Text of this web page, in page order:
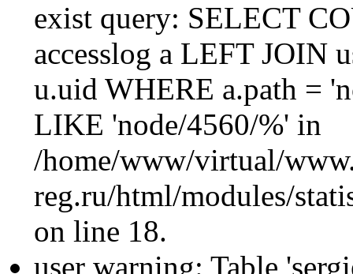
exist query: SELECT
accesslog a LEFT JOIN
u.uid WHERE a.path =
LIKE 'node/4560/%' in
/home/www/virtual/
reg.ru/html/modules/
on line 18.
user warning: Table